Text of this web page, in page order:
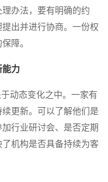
办法，要有明确的约
出并进行协商。一份权
障。
能力
动态变化之中。一家有
更新。可以了解他们是
行业研讨会、是否定期
机构是否具备持续为客